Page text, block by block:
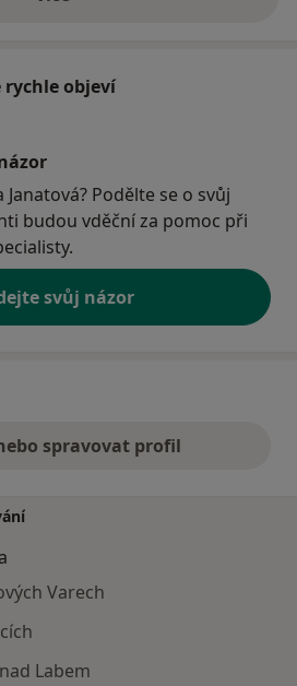
o adrese
rychle objeví
Janatová? Podělte se o svůj
budou vděční za pomoc při
svůj názor
spravovat profil
Varech
Labem